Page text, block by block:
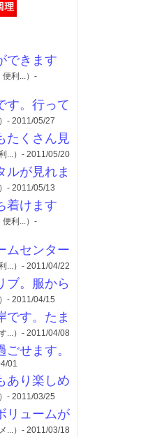
できます
便利...）-
す。行って
- 2011/05/27
たくさん見
...）- 2011/05/20
ルが見れま
- 2011/05/13
着けます
便利...）-
ムセンター
...）- 2011/04/22
ブ。服から
- 2011/04/15
です。たま
...）- 2011/04/08
せます。
01
あり楽しめ
- 2011/03/25
リュームが
...）- 2011/03/18